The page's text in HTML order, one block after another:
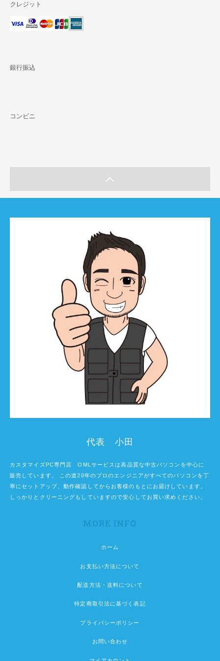
クレジット
銀行振込
コンビニ
代表 小田
カスタマイズPC専門店 OMLサービスは高品質な中古パソコンを中心に
販売しています。 この道20年のプロのエンジニアがすべてのパソコンを丁
寧にセットアップ、動作確認してからお客様のもとにお届けしています。
しっかりとクリーニングもしていますので安心してお買い求めください。
MORE INFO
ホーム
お支払い方法について
配送方法・送料について
特定商取引法に基づく表記
プライバシーポリシー
お問い合わせ